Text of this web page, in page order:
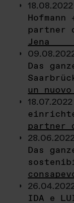
partner
Jena
Das
un
partner
Das
IDA e